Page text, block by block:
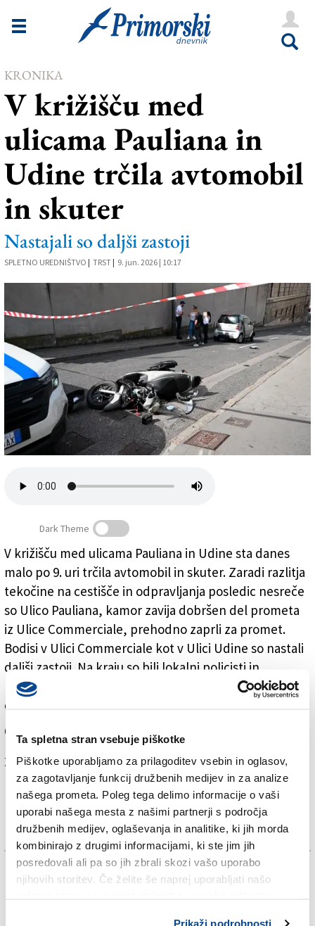
Ta spletna stran vsebuje piškotke
Piškotke uporabljamo za prilagoditev vsebin in oglasov,
za zagotavljanje funkcij družbenih medijev in za analize
našega prometa. Poleg tega delimo informacije o vaši
uporabi našega mesta z našimi partnerji s področja
družbenih medijev, oglaševanja in analitike, ki jih morda
kombinirajo z drugimi informacijami, ki ste jim jih
posredovali ali pa so jih zbrali skozi vašo uporabo
njihovih storitev. Če želite še naprej uporabljati našo
Prikaži podrobnosti
Novice
Goriška
Kultura
Šport
Še
Vreme
Uredništvo
Oglasi
Založnik
Zadruga PD
Naročnine
KRONIKA
V križišču med
ulicama Pauliana in
Udine trčila avtomobil
in skuter
Nastajali so daljši zastoji
SPLETNO UREDNIŠTVO | TRST | 9. jun. 2026 | 10:17
Prizorišče nesreče (FOTODAMJ@N)
Dark Theme
V križišču med ulicama Pauliana in Udine sta danes
malo po 9. uri trčila avtomobil in skuter. Zaradi razlitja
tekočine na cestišče in odpravljanja posledic nesreče
so Ulico Pauliana, kamor zavija dobršen del prometa
iz Ulice Commerciale, prehodno zaprli za promet.
Bodisi v Ulici Commerciale kot v Ulici Udine so nastali
daljši zastoji. Na kraju so bili lokalni policisti in
reševalci službe 118 ter delavci, ki so odstranjevali
oljnati madež na cestišču.
O stanju udeležencev v nesreči za zdaj ni podatkov.
Za branje in pisanje komentarjevje potrebna prijava
TAGS: